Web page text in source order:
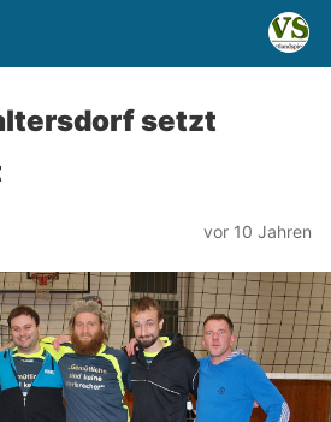
setzt
vor 10 Jahren